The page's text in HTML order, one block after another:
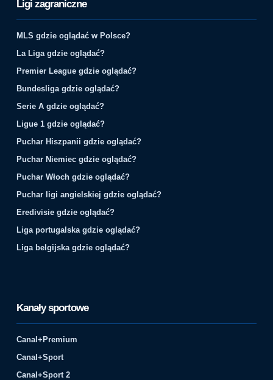
Ligi zagraniczne
MLS gdzie oglądać w Polsce?
La Liga gdzie oglądać?
Premier League gdzie oglądać?
Bundesliga gdzie oglądać?
Serie A gdzie oglądać?
Ligue 1 gdzie oglądać?
Puchar Hiszpanii gdzie oglądać?
Puchar Niemiec gdzie oglądać?
Puchar Włoch gdzie oglądać?
Puchar ligi angielskiej gdzie oglądać?
Eredivisie gdzie oglądać?
Liga portugalska gdzie oglądać?
Liga belgijska gdzie oglądać?
Kanały sportowe
Canal+Premium
Canal+Sport
Canal+Sport 2